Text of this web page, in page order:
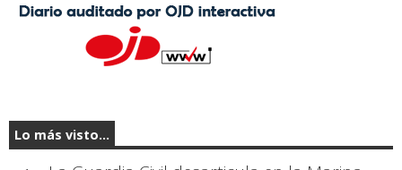
Lo más visto...